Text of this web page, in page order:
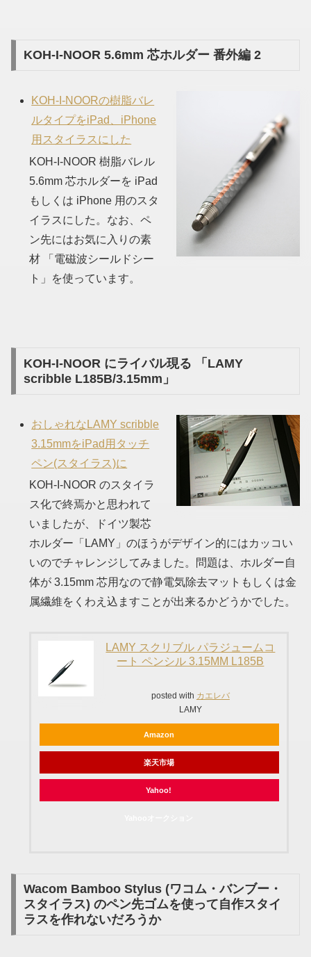
KOH-I-NOOR 5.6mm 芯ホルダー 番外編 2
KOH-I-NOORの樹脂バレ
ルタイプをiPad、iPhone
用スタイラスにした
KOH-I-NOOR 樹脂バレル
5.6mm 芯ホルダーを iPad
もしくは iPhone 用のスタ
イラスにした。なお、ペ
ン先にはお気に入りの素
材 「電磁波シールドシー
ト」を使っています。
KOH-I-NOOR にライバル現る 「LAMY
scribble L185B/3.15mm」
おしゃれなLAMY scribble
3.15mmをiPad用タッチ
ペン(スタイラス)に
KOH-I-NOOR のスタイラ
ス化で終焉かと思われて
いましたが、ドイツ製芯
ホルダー「LAMY」のほうがデザイン的にはカッコい
いのでチャレンジしてみました。問題は、ホルダー自
体が 3.15mm 芯用なので静電気除去マットもしくは金
属繊維をくわえ込ますことが出来るかどうかでした。
LAMY スクリブル パラジュームコ
ート ペンシル 3.15MM L185B
posted with カエレバ
LAMY
Amazon
楽天市場
Yahoo!
Wacom Bamboo Stylus (ワコム・バンブー・
スタイラス) のペン先ゴムを使って自作スタイ
ラスを作れないだろうか